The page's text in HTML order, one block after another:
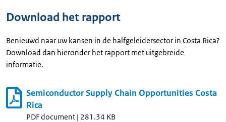
Download het rapport
Benieuwd naar uw kansen in de halfgeleidersector in Costa Rica?
Download dan hieronder het rapport met uitgebreide
informatie.
Semiconductor Supply Chain Opportunities Costa
Rica
PDF document | 281.34 KB